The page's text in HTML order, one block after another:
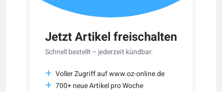
Jetzt Artikel freischalten
Schnell bestellt – jederzeit kündbar.
Voller Zugriff auf www.oz-online.de
700+ neue Artikel pro Woche